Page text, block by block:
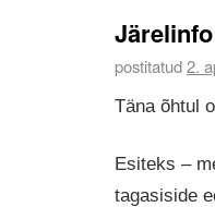
postitatud2.
Täna õhtul
Esiteks –
tagasiside